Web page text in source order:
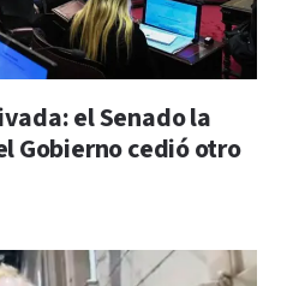
el Senado la
Gobierno cedió otro